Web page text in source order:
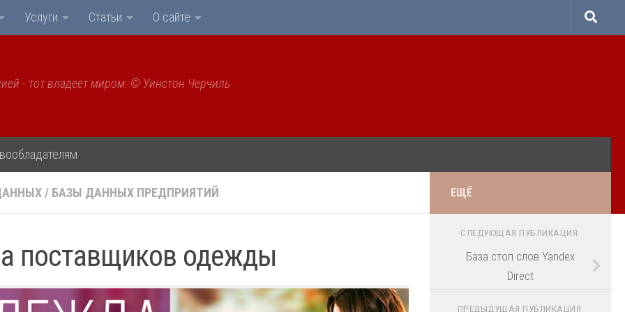
Услуги Статьи О сайте
- тот владеет миром. © Уинстон Черчиль
/ БАЗЫ ДАННЫХ ПРЕДПРИЯТИЙ
поставщиков одежды
ЕЩЁ
СЛЕДУЮЩАЯ ПУБЛИКАЦИЯ
База стоп слов Yandex
Direct
ПРЕДЫДУЩАЯ ПУБЛИКАЦИЯ